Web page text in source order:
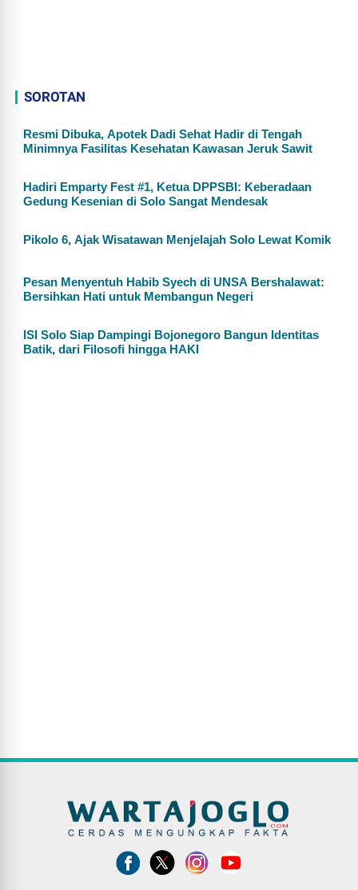
SOROTAN
Resmi Dibuka, Apotek Dadi Sehat Hadir di Tengah
Minimnya Fasilitas Kesehatan Kawasan Jeruk Sawit
Hadiri Emparty Fest #1, Ketua DPPSBI: Keberadaan
Gedung Kesenian di Solo Sangat Mendesak
Pikolo 6, Ajak Wisatawan Menjelajah Solo Lewat Komik
Pesan Menyentuh Habib Syech di UNSA Bershalawat:
Bersihkan Hati untuk Membangun Negeri
ISI Solo Siap Dampingi Bojonegoro Bangun Identitas
Batik, dari Filosofi hingga HAKI